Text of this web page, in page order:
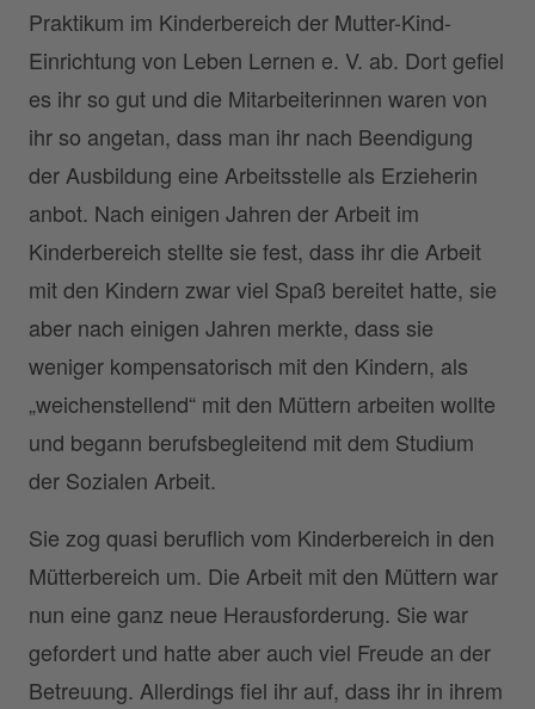
Praktikum im Kinderbereich der Mutter-Kind-
Einrichtung von Leben Lernen e. V. ab. Dort gefiel
es ihr so gut und die Mitarbeiterinnen waren von
ihr so angetan, dass man ihr nach Beendigung
der Ausbildung eine Arbeitsstelle als Erzieherin
anbot. Nach einigen Jahren der Arbeit im
Kinderbereich stellte sie fest, dass ihr die Arbeit
mit den Kindern zwar viel Spaß bereitet hatte, sie
aber nach einigen Jahren merkte, dass sie
weniger kompensatorisch mit den Kindern, als
„weichenstellend“ mit den Müttern arbeiten wollte
und begann berufsbegleitend mit dem Studium
der Sozialen Arbeit.
Sie zog quasi beruflich vom Kinderbereich in den
Mütterbereich um. Die Arbeit mit den Müttern war
nun eine ganz neue Herausforderung. Sie war
gefordert und hatte aber auch viel Freude an der
Betreuung. Allerdings fiel ihr auf, dass ihr in ihrem